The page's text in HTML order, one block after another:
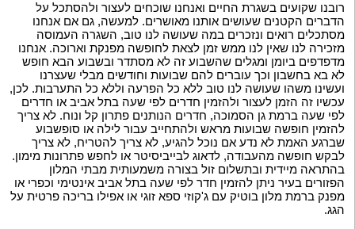
רובנו שקועים בשגרת החיים ואנחנו שוכחים לעצור ולהסתכל על
הדברים הקטנים שעושים אותנו מאושרים. למעשה, גם אם אנחנו
מסתכלים רואים ונזכרים במה שעושה לנו טוב, השגרה העמוסה
מזכירה לנו שאין לנו ממש זמן לצאת לחופשה מפנקת וארוכה. אנחנו
מדפדפים ביומן ומגלים שהשבוע זה לא מסתדר ובשבוע הבא חופש
לא בא בחשבון וכך עוברים להם שבועות וחודשים מבלי שעצרנו
ועשינו משהו שעושה לנו טוב ללא כל הפרעה וללא כל התערבות. לכן,
עכשיו זה הזמן לעצור ולהזמין חדרים לפי שעה בתל אביב או חדרים
לפי שעה ברמת גן הסמוכה, חדרים הנותנים פתרון קל ונוח. לא צריך
להזמין חופשה שבועות מראש ולהתחייב עבור לילה או סופשבוע
שברגע האמת לא נדע אם נוכל להגיע, לא צריך להטריח, לא צריך
לבקש חופשה מהעבודה, לדאוג לבייביסיטר או לחפש פתרונות מימון.
בהתראה מיידית ובתשלום זול בצורה משמעותית מבתי המלון
הפזורים בעיר ניתן להזמין חדר לפי שעה בתל אביב אינטימי וכפרי או
מפנק ברמת מלון בוטיק עם ג'קוזי ספא זוגי או אפילו בריכה פרטית על
הגג.